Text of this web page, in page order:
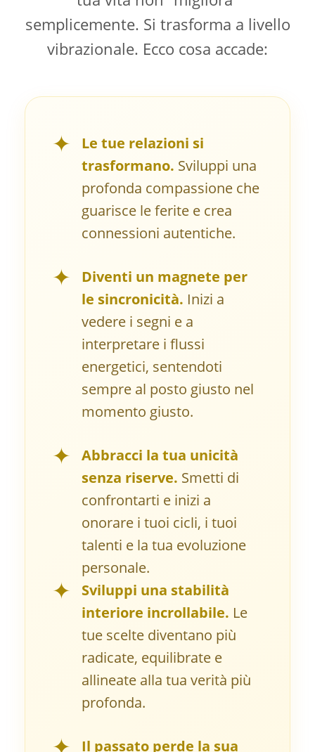
semplicemente. Si trasforma a livello
vibrazionale. Ecco cosa accade:
✦
Le tue relazioni si
trasformano. Sviluppi una
profonda compassione che
guarisce le ferite e crea
connessioni autentiche.
✦
Diventi un magnete per
le sincronicità. Inizi a
vedere i segni e a
interpretare i flussi
energetici, sentendoti
sempre al posto giusto nel
momento giusto.
✦
Abbracci la tua unicità
senza riserve. Smetti di
confrontarti e inizi a
onorare i tuoi cicli, i tuoi
talenti e la tua evoluzione
personale.
✦
Sviluppi una stabilità
interiore incrollabile. Le
tue scelte diventano più
radicate, equilibrate e
allineate alla tua verità più
profonda.
✦ Il passato perde la sua